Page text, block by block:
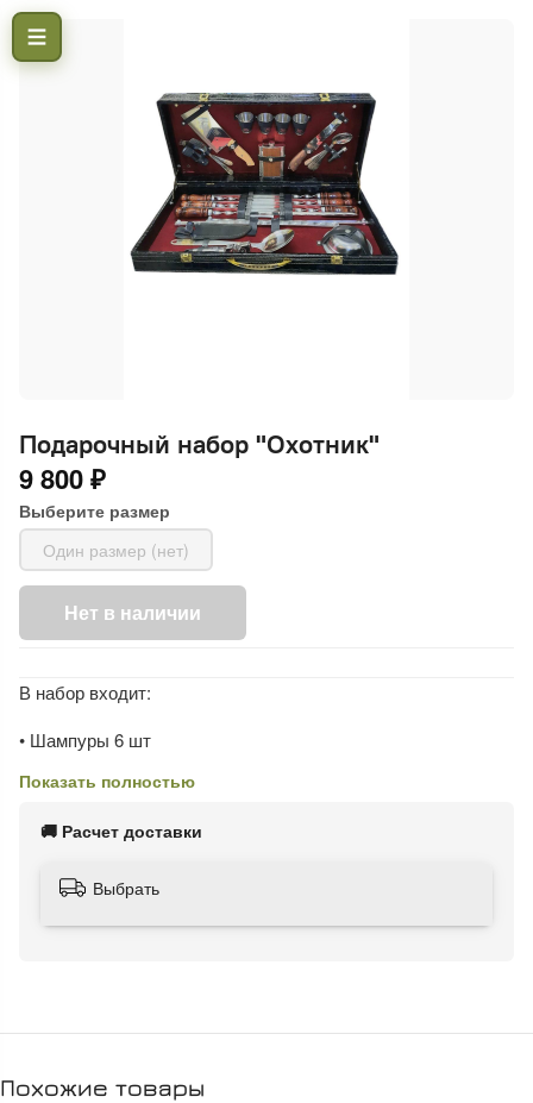
Подарочный набор "Охотник"
9 800 ₽
Выберите размер
Один размер (нет)
Нет в наличии
В набор входит:
• Шампуры 6 шт
• Мангал походный
• Нож
• Топор разделочный
• Фляжка
Показать полностью
🚚 Расчет доставки
Выбрать
Похожие товары